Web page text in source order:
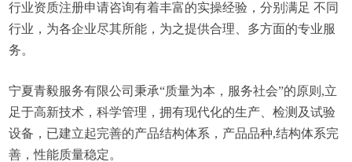
行业资质注册申请咨询有着丰富的实操经验，分别满足 不同
行业，为各企业尽其所能，为之提供合理、多方面的专业服
务。
宁夏青毅服务有限公司秉承“质量为本，服务社会”的原则,立
足于高新技术，科学管理，拥有现代化的生产、检测及试验
设备，已建立起完善的产品结构体系，产品品种,结构体系完
善，性能质量稳定。